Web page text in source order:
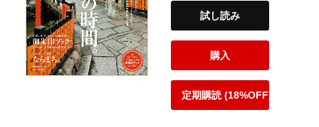
試し読み
購入
定期購読 (18%OFF)